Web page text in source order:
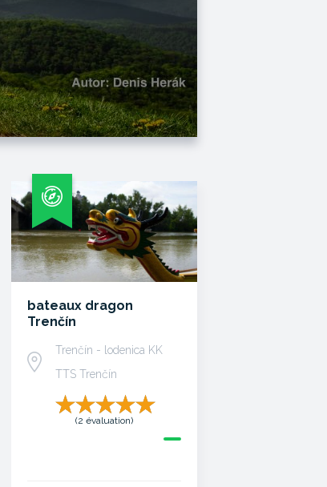
bateaux dragon
Trenčín
Trenčín - lodenica KK
TTS Trenčín
(2 évaluation)